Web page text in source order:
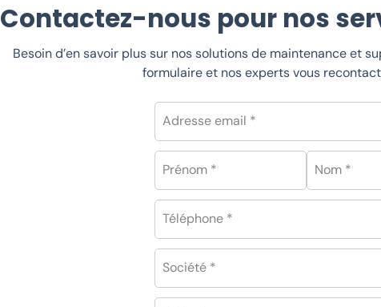
Contactez-nous pour nos
Besoin d’en savoir plus sur nos solutions de maintenance et
formulaire et nos experts vous
Adresse email *
Prénom * Nom *
Téléphone *
Société *